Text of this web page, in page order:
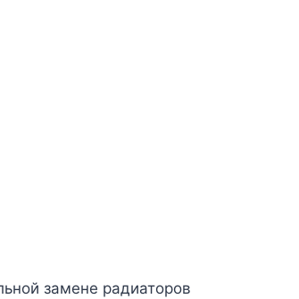
замене радиаторов